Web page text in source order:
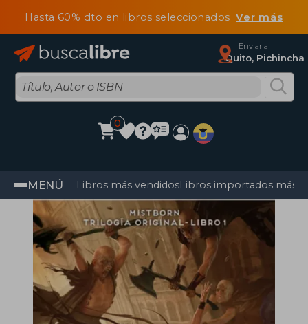
Hasta 60% dto en libros seleccionadosVer más
Enviar a
Quito, Pichincha
0
MENÚ Libros más vendidosLibros importados más